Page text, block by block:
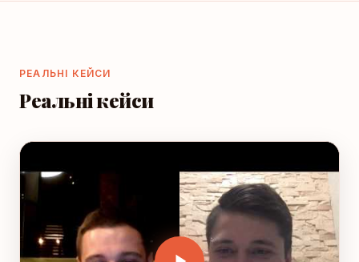
РЕАЛЬНІ КЕЙСИ
Реальні кейси